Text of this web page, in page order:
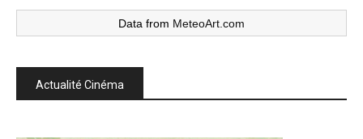
Data from MeteoArt.com
Actualité Cinéma